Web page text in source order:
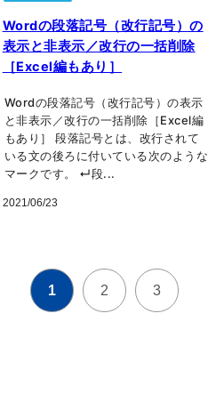
Wordの段落記号（改行記号）の
表示と非表示／改行の一括削除
［Excel編もあり］
Wordの段落記号（改行記号）の表示
と非表示／改行の一括削除［Excel編
もあり］ 段落記号とは、改行されて
いる文の後ろに付いている次のような
マークです。 ↵段...
2021/06/23
1 2 3